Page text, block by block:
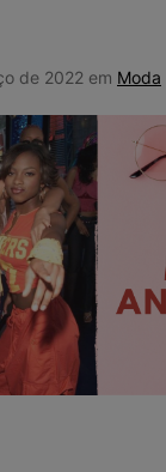
de 2022 em Moda